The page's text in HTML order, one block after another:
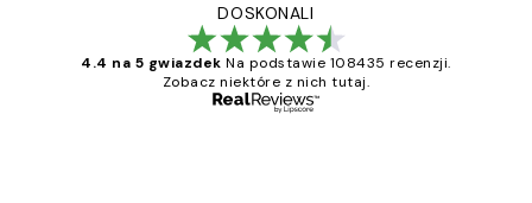
DOSKONALI
4.4 na 5 gwiazdek Na podstawie 108435 recenzji.
Zobacz niektóre z nich tutaj.